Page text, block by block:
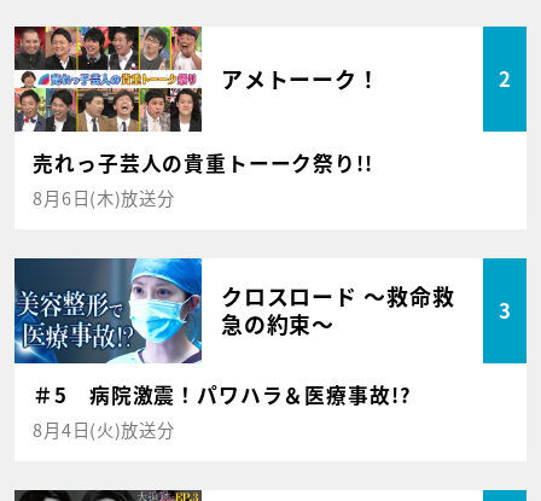
アメトーーク！ 2
売れっ子芸人の貴重トーーク祭り!!
8月6日(木)放送分
クロスロード ～救命救
急の約束～
3
＃5 病院激震！パワハラ＆医療事故!?
8月4日(火)放送分